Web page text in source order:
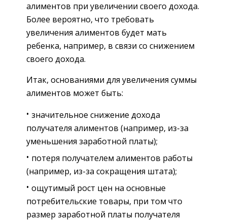
алиментов при увеличении своего дохода.
Более вероятно, что требовать
увеличения алиментов будет мать
ребенка, например, в связи со снижением
своего дохода.
Итак, основаниями для увеличения суммы
алиментов может быть:
значительное снижение дохода
получателя алиментов (например, из-за
уменьшения заработной платы);
потеря получателем алиментов работы
(например, из-за сокращения штата);
ощутимый рост цен на основные
потребительские товары, при том что
размер заработной платы получателя